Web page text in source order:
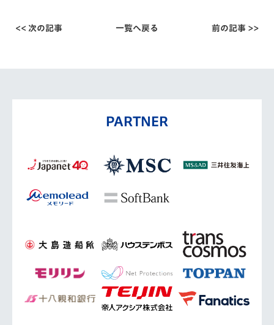
<< 次の記事 一覧へ戻る 前の記事 >>
PARTNER